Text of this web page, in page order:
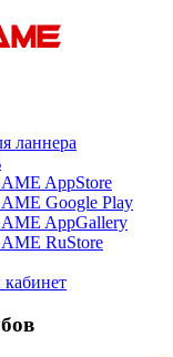
ланнера
AppStore
Google Play
AppGallery
RuStore